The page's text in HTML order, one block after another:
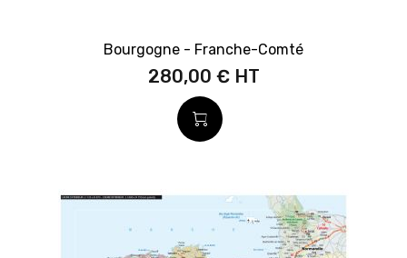
Bourgogne - Franche-Comté
280,00 €